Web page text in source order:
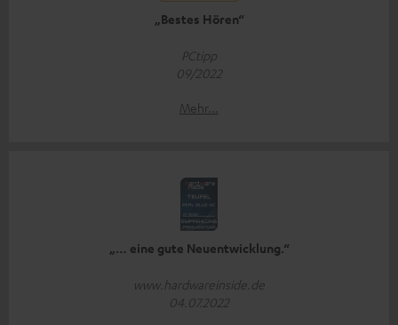
„Bestes Hören“
PCtipp
09/2022
Mehr...
„… eine gute Neuentwicklung.“
www.hardwareinside.de
04.07.2022